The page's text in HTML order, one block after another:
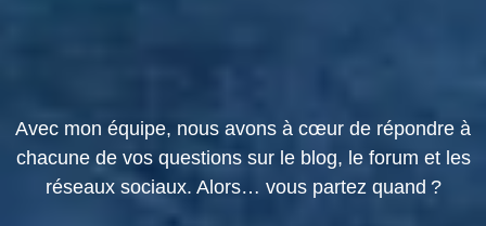
Avec mon équipe, nous avons à cœur de répondre à
chacune de vos questions sur le blog, le forum et les
réseaux sociaux. Alors… vous partez quand ?